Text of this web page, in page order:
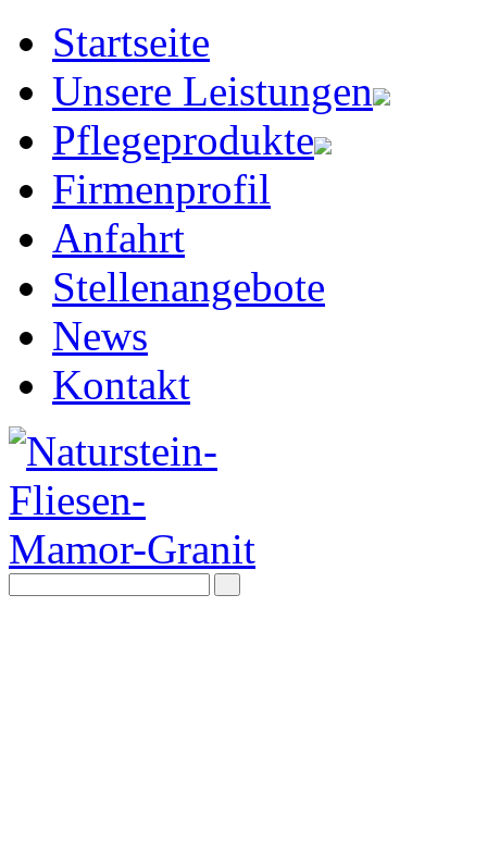
Startseite
Unsere Leistungen
Pflegeprodukte
Firmenprofil
Anfahrt
Stellenangebote
News
Kontakt